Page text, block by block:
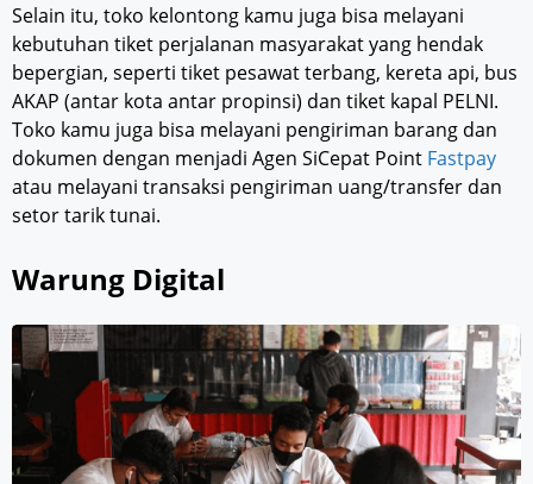
Selain itu, toko kelontong kamu juga bisa melayani
kebutuhan tiket perjalanan masyarakat yang hendak
bepergian, seperti tiket pesawat terbang, kereta api, bus
AKAP (antar kota antar propinsi) dan tiket kapal PELNI.
Toko kamu juga bisa melayani pengiriman barang dan
dokumen dengan menjadi Agen SiCepat Point Fastpay
atau melayani transaksi pengiriman uang/transfer dan
setor tarik tunai.
Warung Digital